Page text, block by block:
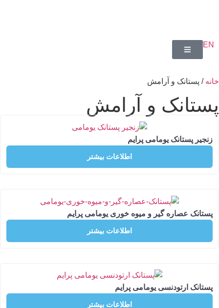
و آرامش
و آرامش
پستانک یومامی پرایم
اطلاعات بیشتر
عصاره گیر و میوه خوری یومامی پرایم
اطلاعات بیشتر
ارتودنسی یومامی پرایم
اطلاعات بیشتر